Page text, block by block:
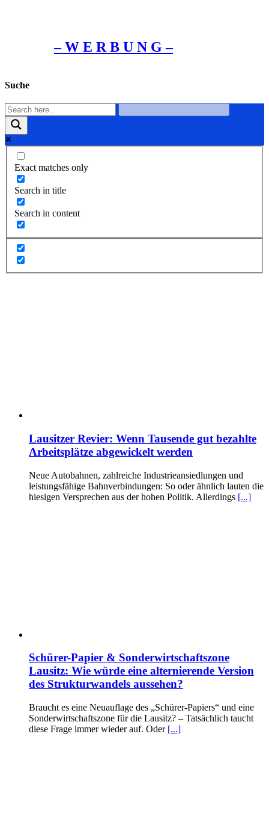
– W Ε R Β U Ν G –
Suche
Exact matches only
Search in title
Search in content
Lausitzer Revier: Wenn Tausende gut bezahlte
Arbeitsplätze abgewickelt werden
Neue Autobahnen, zahlreiche Industrieansiedlungen und
leistungsfähige Bahnverbindungen: So oder ähnlich lauten die
hiesigen Versprechen aus der hohen Politik. Allerdings [...]
Schürer-Papier & Sonderwirtschaftszone
Lausitz: Wie würde eine alternierende Version
des Strukturwandels aussehen?
Braucht es eine Neuauflage des „Schürer-Papiers“ und eine
Sonderwirtschaftszone für die Lausitz? – Tatsächlich taucht
diese Frage immer wieder auf. Oder [...]